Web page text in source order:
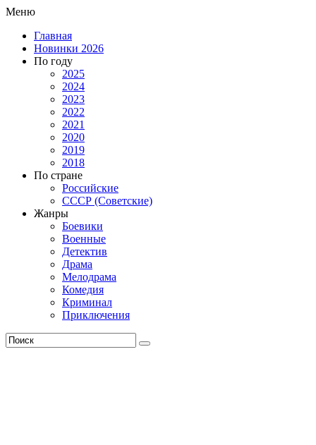
Меню
Главная
Новинки 2026
По году
2025
2024
2023
2022
2021
2020
2019
2018
По стране
Российские
СССР (Советские)
Жанры
Боевики
Военные
Детектив
Драма
Мелодрама
Комедия
Криминал
Приключения